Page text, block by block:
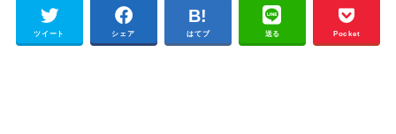
ツイート シェア はてブ 送る Pocket